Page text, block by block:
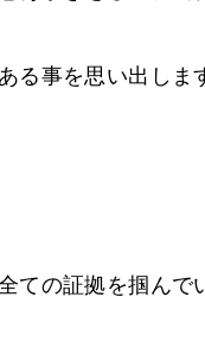
る事を思い出し
ての証拠を掴んで